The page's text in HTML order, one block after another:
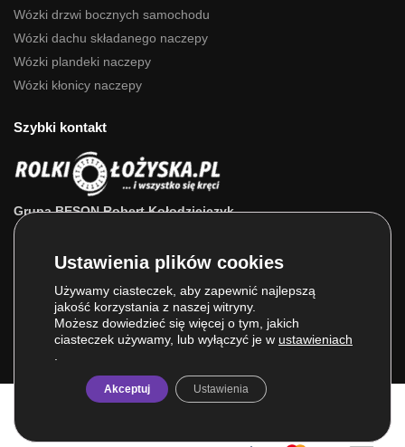
Wózki drzwi bocznych samochodu
Wózki dachu składanego naczepy
Wózki plandeki naczepy
Wózki kłonicy naczepy
Szybki kontakt
Grupa BESON Robert Kołodziejczyk
ul. Powstańców Wlkp. 63a
E-mail:sklep@rolkilozyska.pl
Używamy ciasteczek, aby zapewnić najlepszą
jakość korzystania z naszej witryny.
Możesz dowiedzieć się więcej o tym, jakich
ciasteczek używamy, lub wyłączyć je w ustawieniach
Akceptuj Ustawienia